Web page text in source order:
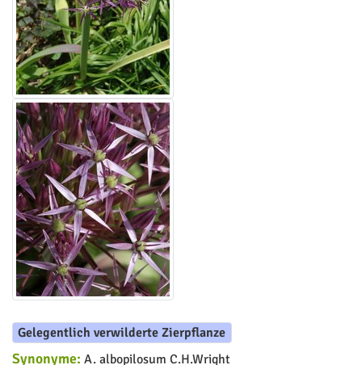
Gelegentlich verwilderte Zierpflanze
Synonyme: A. albopilosum C.H.Wright